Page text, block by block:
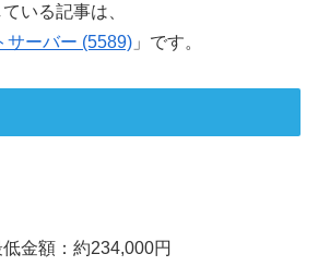
いる記事は、
サーバー (5589) 」です。
金額：約234,000円